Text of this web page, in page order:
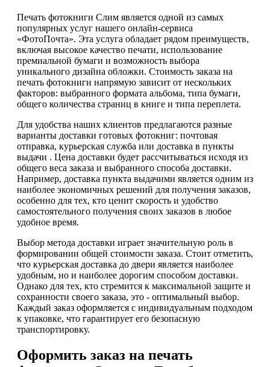
Печать фотокниги Слим является одной из самых
популярных услуг нашего онлайн-сервиса
«ФотоПочта». Эта услуга обладает рядом преимуществ,
включая высокое качество печати, использование
премиальной бумаги и возможность выбора
уникального дизайна обложки. Стоимость заказа на
печать фотокниги напрямую зависит от нескольких
факторов: выбранного формата альбома, типа бумаги,
общего количества страниц в книге и типа переплета.
Для удобства наших клиентов предлагаются разные
варианты доставки готовых фотокниг: почтовая
отправка, курьерская служба или доставка в пункты
выдачи . Цена доставки будет рассчитываться исходя из
общего веса заказа и выбранного способа доставки.
Например, доставка пункта выдачими является одним из
наиболее экономичных решений для получения заказов,
особенно для тех, кто ценит скорость и удобство
самостоятельного получения своих заказов в любое
удобное время.
Выбор метода доставки играет значительную роль в
формировании общей стоимости заказа. Стоит отметить,
что курьерская доставка до двери является наиболее
удобным, но и наиболее дорогим способом доставки.
Однако для тех, кто стремится к максимальной защите и
сохранности своего заказа, это - оптимальный выбор.
Каждый заказ оформляется с индивидуальным подходом
к упаковке, что гарантирует его безопасную
транспортировку.
Оформить заказ на печать